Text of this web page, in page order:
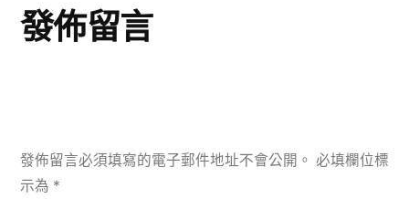
發佈留言
發佈留言必須填寫的電子郵件地址不會公開。 必填欄位標
示為 *